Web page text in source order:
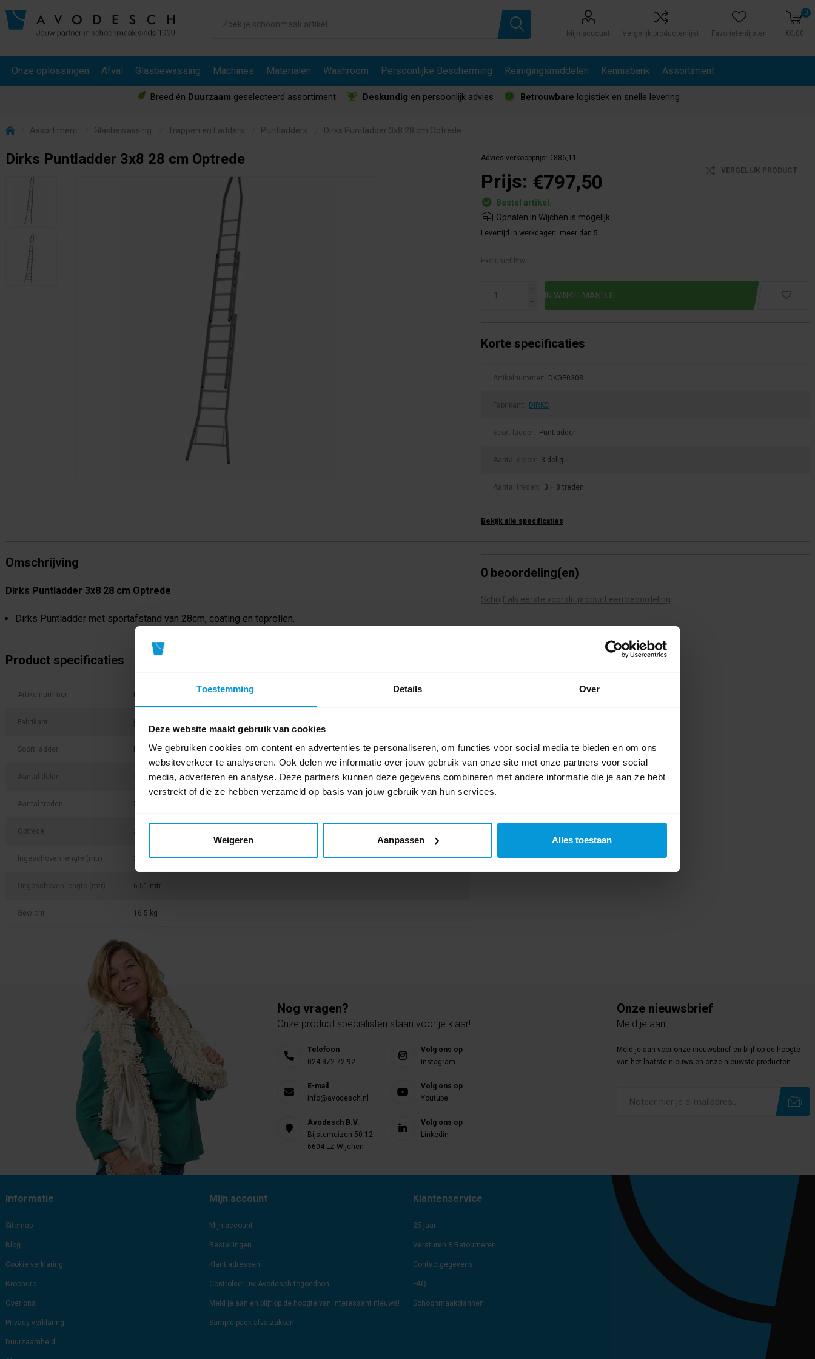
Toestemming Details Over
Deze website maakt gebruik van cookies
We gebruiken cookies om content en advertenties te personaliseren, om functies voor social media te bieden en om ons
websiteverkeer te analyseren. Ook delen we informatie over jouw gebruik van onze site met onze partners voor social
media, adverteren en analyse. Deze partners kunnen deze gegevens combineren met andere informatie die je aan ze hebt
verstrekt of die ze hebben verzameld op basis van jouw gebruik van hun services.
Weigeren Aanpassen Alles toestaan
Mijn account Vergelijk productenlijst Favorietenlijsten
0
€0,00
Onze oplossingen Afval Glasbewassing Machines Materialen Washroom Persoonlijke Bescherming Reinigingsmiddelen Kennisbank Assortiment
Breed én Duurzaam geselecteerd assortiment Deskundig en persoonlijk advies Betrouwbare logistiek en snelle levering
Assortiment Glasbewassing Trappen en Ladders Puntladders Dirks Puntladder 3x8 28 cm Optrede
Dirks Puntladder 3x8 28 cm Optrede Advies verkoopprijs: €886,11
Prijs: €797,50 VERGELIJK PRODUCT
Bestel artikel.
Ophalen in Wijchen is mogelijk.
Levertijd in werkdagen: meer dan 5
Exclusief btw.
i
h
Korte specificaties
Artikelnummer: DKGP0308
Fabrikant: DIRKS
Soort ladder: Puntladder
Aantal delen: 3-delig
Aantal treden: 3 + 8 treden
Bekijk alle specificaties
Omschrijving
Dirks Puntladder 3x8 28 cm Optrede
Dirks Puntladder met sportafstand van 28cm, coating en toprollen.
Product specificaties
Artikelnummer
Fabrikant:
Soort ladder Puntladder
Aantal delen 3-delig
Aantal treden 3 + 8 treden
Optrede 28 cm optrede
Ingeschoven lengte (mtr) 2.87 mtr
Uitgeschoven lengte (mtr) 6.51 mtr
Gewicht 16.5 kg
0 beoordeling(en)
Schrijf als eerste voor dit product een beoordeling
Nog vragen?
Onze product specialisten staan voor je klaar!
Telefoon
024 372 72 92
E-mail
info@avodesch.nl
Avodesch B.V.
Bijsterhuizen 50-12
6604 LZ Wijchen
Volg ons op
Instagram
Volg ons op
Youtube
Volg ons op
Linkedin
Onze nieuwsbrief
Meld je aan
Meld je aan voor onze nieuwsbrief en blijf op de hoogte
van het laatste nieuws en onze nieuwste producten.
Informatie
Sitemap
Blog
Cookie verklaring
Brochure
Over ons
Privacy verklaring
Duurzaamheid
Mijn account
Mijn account
Bestellingen
Klant adressen
Controleer uw Avodesch tegoedbon
Meld je aan en blijf op de hoogte van interessant nieuws!
Sample-pack-afvalzakken
Klantenservice
25 jaar
Versturen & Retourneren
Contactgegevens
FAQ
Schoonmaakplannen